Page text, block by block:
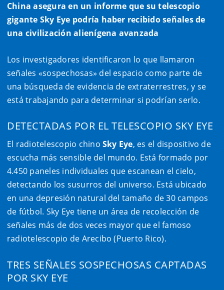
China asegura en un informe que su telescopio
gigante Sky Eye podría haber recibido señales de
una civilización alienígena avanzada
Los investigadores identificaron lo que llamaron
señales «sospechosas» del espacio como parte de
una búsqueda de evidencia de extraterrestres, y se
está trabajando para determinar si podrían serlo.
DETECTADAS POR EL TELESCOPIO SKY EYE
El radiotelescopio chino Sky Eye, es el dispositivo de
escucha más sensible del mundo. Está formado por
4.450 paneles individuales que escanean el cielo,
detectando los susurros del universo. Está ubicado
en una depresión natural del tamaño de 30 campos
de fútbol. Sky Eye tiene un área de recolección de
señales más de dos veces mayor que el famoso
radiotelescopio de Arecibo (Puerto Rico).
TRES SEÑALES SOSPECHOSAS CAPTADAS
POR SKY EYE